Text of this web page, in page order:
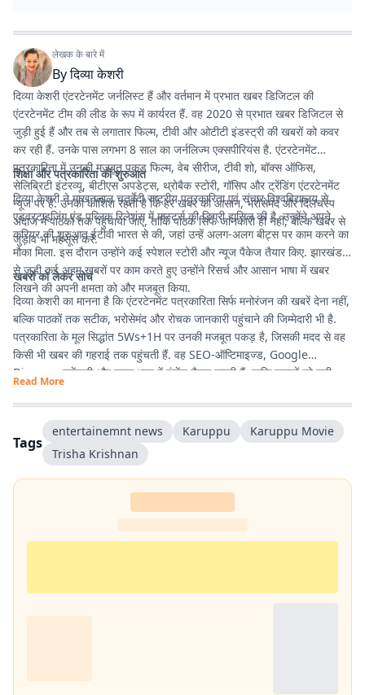
लेखक के बारे में
Byदिव्या केशरी
दिव्या केशरी एंटरटेनमेंट जर्नलिस्ट हैं और वर्तमान में प्रभात खबर डिजिटल की
एंटरटेनमेंट टीम की लीड के रूप में कार्यरत हैं. वह 2020 से प्रभात खबर डिजिटल से
जुड़ी हुई हैं और तब से लगातार फिल्म, टीवी और ओटीटी इंडस्ट्री की खबरों को कवर
कर रही हैं. उनके पास लगभग 8 साल का जर्नलिज्म एक्सपीरियंस है. एंटरटेनमेंट
पत्रकारिता में उनकी मजबूत पकड़ फिल्म, वेब सीरीज, टीवी शो, बॉक्स ऑफिस,
सेलिब्रिटी इंटरव्यू, बीटीएस अपडेट्स, थ्रोबैक स्टोरी, गॉसिप और ट्रेंडिंग एंटरटेनमेंट
न्यूज पर है. उनकी कोशिश रहती है कि हर खबर को आसान, भरोसेमंद और दिलचस्प
अंदाज में पाठकों तक पहुंचाया जाए, ताकि पाठक सिर्फ जानकारी ही नहीं, बल्कि खबर से
जुड़ाव भी महसूस करें.
शिक्षा और पत्रकारिता की शुरुआत
दिव्या केशरी ने माखनलाल चतुर्वेदी राष्ट्रीय पत्रकारिता एवं संचार विश्वविद्यालय से
एडवरटाइजिंग एंड पब्लिक रिलेशंस में मास्टर्स की डिग्री हासिल की है. उन्होंने अपने
करियर की शुरुआत ईटीवी भारत से की, जहां उन्हें अलग-अलग बीट्स पर काम करने का
मौका मिला. इस दौरान उन्होंने कई स्पेशल स्टोरी और न्यूज पैकेज तैयार किए. झारखंड
से जुड़ी कई अहम खबरों पर काम करते हुए उन्होंने रिसर्च और आसान भाषा में खबर
लिखने की अपनी क्षमता को और मजबूत किया.
खबरों को लेकर सोच
दिव्या केशरी का मानना है कि एंटरटेनमेंट पत्रकारिता सिर्फ मनोरंजन की खबरें देना नहीं,
बल्कि पाठकों तक सटीक, भरोसेमंद और रोचक जानकारी पहुंचाने की जिम्मेदारी भी है.
पत्रकारिता के मूल सिद्धांत 5Ws+1H पर उनकी मजबूत पकड़ है, जिसकी मदद से वह
किसी भी खबर की गहराई तक पहुंचती हैं. वह SEO-ऑप्टिमाइज्ड, Google
Discover फ्रेंडली और सरल भाषा में कंटेंट तैयार करती हैं, ताकि पाठकों को सही
Read More
Tags
entertainemnt news Karuppu
Karuppu Movie
Trisha Krishnan